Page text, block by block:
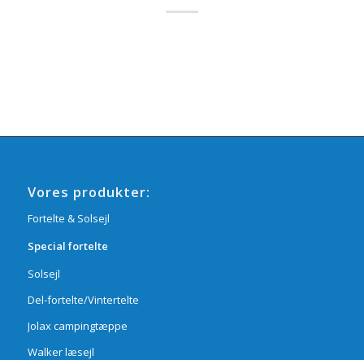
Vores produkter:
Fortelte & Solsejl
Special fortelte
Solsejl
Del-fortelte/Vintertelte
Jolax campingtæppe
Walker læsejl